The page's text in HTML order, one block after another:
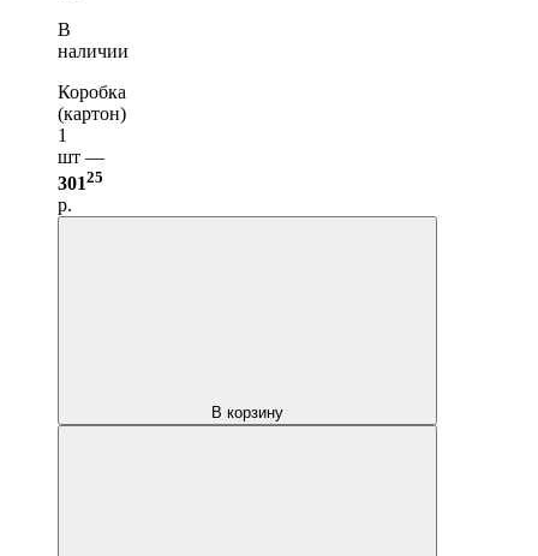
В
наличии
Коробка
(картон)
1
шт —
30125
р.
В корзину